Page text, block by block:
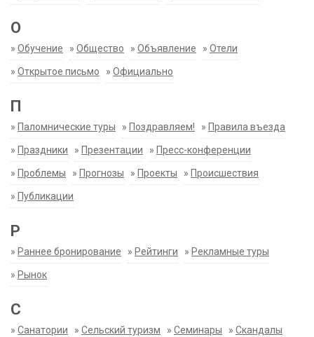
О
» Обучение » Общество » Объявление » Отели
» Открытое письмо » Официально
П
» Паломнические туры » Поздравляем! » Правила въезда
» Праздники » Презентации » Пресс-конференции
» Проблемы » Прогнозы » Проекты » Происшествия
» Публикации
Р
» Раннее бронирование » Рейтинги » Рекламные туры
» Рынок
С
» Санатории » Сельский туризм » Семинары » Скандалы